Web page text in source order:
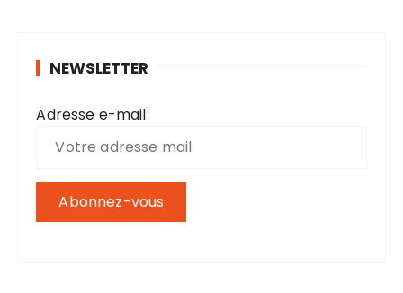
e
u
NEWSLETTER
Adresse e-mail: